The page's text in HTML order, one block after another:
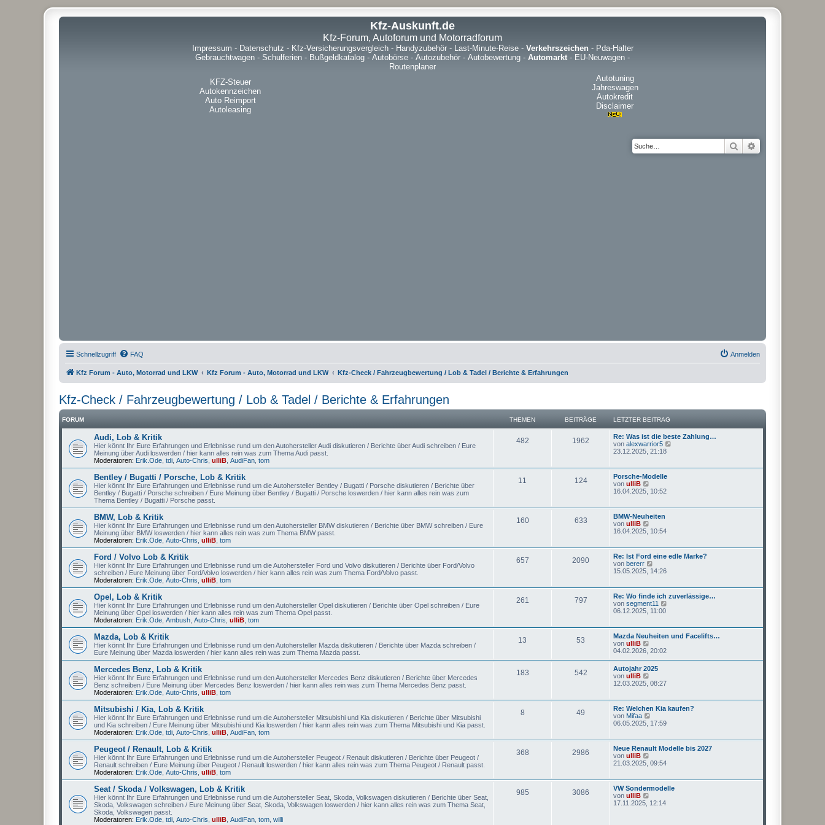
Kfz-Auskunft.de
Kfz-Forum, Autoforum und Motorradforum
Impressum - Datenschutz - Kfz-Versicherungsvergleich- Handyzubehör- Last-Minute-Reise- Verkehrszeichen- Pda-Halter
Gebrauchtwagen - Schulferien - Bußgeldkatalog - Autobörse - Autozubehör - Autobewertung - Automarkt - EU-Neuwagen -
Routenplaner
KFZ-Steuer
Autokennzeichen
Auto Reimport
Autoleasing
Autotuning
Jahreswagen
Autokredit
Disclaimer
Suche
Schnellzugriff FAQ Anmelden
Kfz Forum - Auto, Motorrad und LKW Kfz Forum - Auto, Motorrad und LKW Kfz-Check / Fahrzeugbewertung / Lob & Tadel / Berichte & Erfahrungen
Kfz-Check / Fahrzeugbewertung / Lob & Tadel / Berichte & Erfahrungen
FORUM THEMEN BEITRÄGE LETZTER BEITRAG
Audi, Lob & Kritik
Hier könnt Ihr Eure Erfahrungen und Erlebnisse rund um den Autohersteller Audi diskutieren / Berichte über Audi schreiben / Eure
Meinung über Audi loswerden / hier kann alles rein was zum Thema Audi passt.
Moderatoren: Erik.Ode tdi Auto-Chris ulliB AudiFan tom
482 1962
Re: Was ist die beste Zahlung…
von alexwarrior5
e
g
23.12.2025, 21:18
Bentley / Bugatti / Porsche, Lob & Kritik
Hier könnt Ihr Eure Erfahrungen und Erlebnisse rund um die Autohersteller Bentley / Bugatti / Porsche diskutieren / Berichte über
Bentley / Bugatti / Porsche schreiben / Eure Meinung über Bentley / Bugatti / Porsche loswerden / hier kann alles rein was zum
Thema Bentley / Bugatti / Porsche passt.
11 124
Porsche-Modelle
von ulliB
e
s
t
e
r
e
i
t
r
g
16.04.2025, 10:52
BMW, Lob & Kritik
Hier könnt Ihr Eure Erfahrungen und Erlebnisse rund um den Autohersteller BMW diskutieren / Berichte über BMW schreiben / Eure
Meinung über BMW loswerden / hier kann alles rein was zum Thema BMW passt.
Moderatoren: Erik.Ode Auto-Chris ulliB tom
160 633
BMW-Neuheiten
von ulliB
e
s
t
e
r
e
i
t
r
g
16.04.2025, 10:54
Ford / Volvo Lob & Kritik
Hier könnt Ihr Eure Erfahrungen und Erlebnisse rund um die Autohersteller Ford und Volvo diskutieren / Berichte über Ford/Volvo
schreiben / Eure Meinung über Ford/Volvo loswerden / hier kann alles rein was zum Thema Ford/Volvo passt.
Moderatoren: Erik.Ode Auto-Chris ulliB tom
657 2090
Re: Ist Ford eine edle Marke?
von bererr
e
s
t
e
r
e
i
r
a
g
15.05.2025, 14:26
Opel, Lob & Kritik
Hier könnt Ihr Eure Erfahrungen und Erlebnisse rund um den Autohersteller Opel diskutieren / Berichte über Opel schreiben / Eure
Meinung über Opel loswerden / hier kann alles rein was zum Thema Opel passt.
Moderatoren: Erik.Ode Ambush Auto-Chris ulliB tom
261 797
Re: Wo finde ich zuverlässige…
von segment11
t
B
a
g
06.12.2025, 11:00
Mazda, Lob & Kritik
Hier könnt Ihr Eure Erfahrungen und Erlebnisse rund um den Autohersteller Mazda diskutieren / Berichte über Mazda schreiben /
Eure Meinung über Mazda loswerden / hier kann alles rein was zum Thema Mazda passt.
13 53
Mazda Neuheiten und Facelifts…
von ulliB
e
e
s
t
e
B
e
i
t
a
g
04.02.2026, 20:02
Mercedes Benz, Lob & Kritik
Hier könnt Ihr Eure Erfahrungen und Erlebnisse rund um den Autohersteller Mercedes Benz diskutieren / Berichte über Mercedes
Benz schreiben / Eure Meinung über Mercedes Benz loswerden / hier kann alles rein was zum Thema Mercedes Benz passt.
Moderatoren: Erik.Ode Auto-Chris ulliB tom
183 542
Autojahr 2025
von ulliB
e
t
e
r
e
i
r
g
12.03.2025, 08:27
Mitsubishi / Kia, Lob & Kritik
Hier könnt Ihr Eure Erfahrungen und Erlebnisse rund um die Autohersteller Mitsubishi und Kia diskutieren / Berichte über Mitsubishi
und Kia schreiben / Eure Meinung über Mitsubishi und Kia loswerden / hier kann alles rein was zum Thema Mitsubishi und Kia passt.
Moderatoren: Erik.Ode tdi Auto-Chris ulliB AudiFan tom
8 49
Re: Welchen Kia kaufen?
von Mifaa
e
s
t
e
r
e
i
r
06.05.2025, 17:59
Peugeot / Renault, Lob & Kritik
Hier könnt Ihr Eure Erfahrungen und Erlebnisse rund um die Autohersteller Peugeot / Renault diskutieren / Berichte über Peugeot /
Renault schreiben / Eure Meinung über Peugeot / Renault loswerden / hier kann alles rein was zum Thema Peugeot / Renault passt.
Moderatoren: Erik.Ode Auto-Chris ulliB tom
368 2986
Neue Renault Modelle bis 2027
von ulliB
e
t
e
r
21.03.2025, 09:54
Seat / Skoda / Volkswagen, Lob & Kritik
Hier könnt Ihr Eure Erfahrungen und Erlebnisse rund um die Autohersteller Seat, Skoda, Volkswagen diskutieren / Berichte über Seat,
Skoda, Volkswagen schreiben / Eure Meinung über Seat, Skoda, Volkswagen loswerden / hier kann alles rein was zum Thema Seat,
Skoda, Volkswagen passt.
Moderatoren: Erik.Ode tdi Auto-Chris ulliB AudiFan tom willi
985 3086
VW Sondermodelle
von ulliB
e
17.11.2025, 12:14